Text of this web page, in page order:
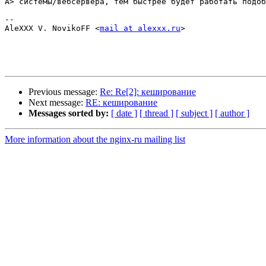
--
AleXXX V. NovikoFF <mail at alexxx.ru>
Previous message: Re: Re[2]: кеширование
Next message: RE: кеширование
Messages sorted by: [ date ] [ thread ] [ subject ] [ author ]
More information about the nginx-ru mailing list